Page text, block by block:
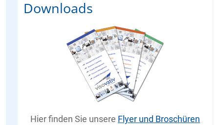
Downloads
Hier finden Sie unsere Flyer und Broschüren